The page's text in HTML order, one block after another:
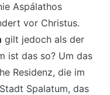
Aspálathos
vor Christus.
gilt jedoch als der
ist das so? Um das
Residenz, die im
Spalatum, das